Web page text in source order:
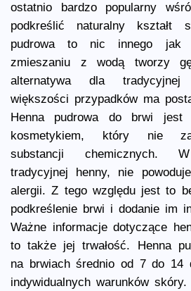
ostatnio bardzo popularny
podkreślić naturalny kształt
pudrowa to nic innego jak
zmieszaniu z wodą tworzy
alternatywa dla
większości przypadków ma
Henna pudrowa do brwi jest
kosmetykiem, który nie
substancji chemicznych.
tradycyjnej henny, nie
alergii. Z tego względu jest to
podkreślenie brwi i dodanie im
Ważne informacje dotyczące
to także jej trwałość. Henna
na brwiach średnio od 7 do 14
indywidualnych warunków skóry.